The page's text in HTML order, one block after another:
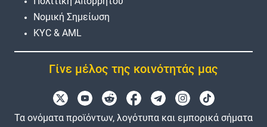
Νομική Σημείωση
KYC & AML
Γίνε μέλος της κοινότητάς μας
Τα ονόματα προϊόντων, λογότυπα και εμπορικά σήματα